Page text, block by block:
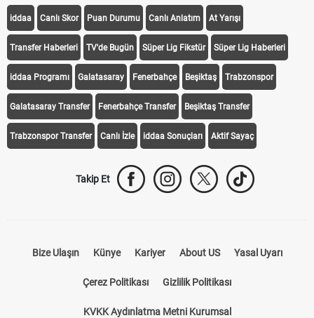
iddaa Canlı Skor Puan Durumu Canlı Anlatım At Yarışı
Transfer Haberleri TV'de Bugün Süper Lig Fikstür Süper Lig Haberleri
iddaa Programı Galatasaray Fenerbahçe Beşiktaş Trabzonspor
Galatasaray Transfer Fenerbahçe Transfer Beşiktaş Transfer
Trabzonspor Transfer Canlı İzle iddaa Sonuçları Aktif Sayaç
Takip Et
Bize Ulaşın Künye Kariyer About US Yasal Uyarı
Çerez Politikası Gizlilik Politikası
KVKK Aydınlatma Metni Kurumsal